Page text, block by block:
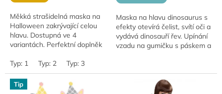
Měkká strašidelná maska na
Halloween zakrývající celou
hlavu. Dostupná ve 4
variantách. Perfektní doplněk
Halloween nebo tematické
oslavy.
Typ: 1 Typ: 2 Typ: 3
Maska na hlavu dinosaurus s
efekty otevírá čelist, svítí oči a
vydává dinosauří řev. Upínání
vzadu na gumičku s páskem a
Tip